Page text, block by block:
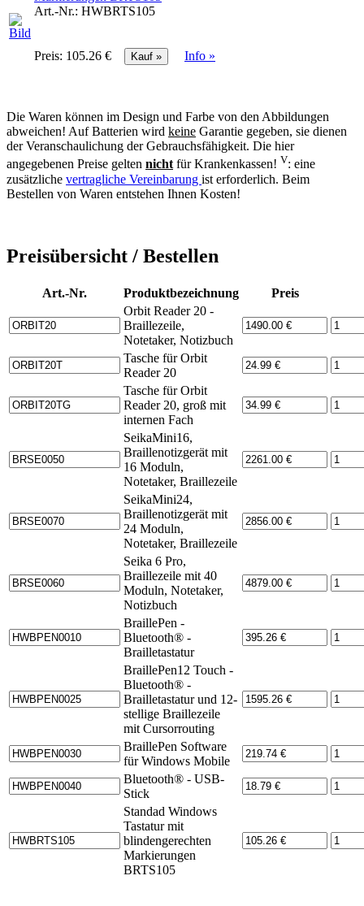
Art.-Nr.: HWBRTS105
Preis: 105.26 € Info »
Die Waren können im Design und Farbe von den Abbildungen
abweichen! Auf Batterien wird keine Garantie gegeben, sie dienen
der Veranschaulichung der Gebrauchsfähigkeit. Die hier
angegebenen Preise gelten nichtfür Krankenkassen! V: eine
zusätzliche vertragliche Vereinbarung ist erforderlich. Beim
Bestellen von Waren entstehen Ihnen Kosten!
Preisübersicht / Bestellen
Art.-Nr. Produktbezeichnung
Preis
Orbit Reader 20 -
Braillezeile,
Notetaker, Notizbuch
Tasche für Orbit
Reader 20
Tasche für Orbit
Reader 20, groß mit
internen Fach
SeikaMini16,
Braillenotizgerät mit
16 Moduln,
Notetaker, Braillezeile
SeikaMini24,
Braillenotizgerät mit
24 Moduln,
Notetaker, Braillezeile
Seika 6 Pro,
Braillezeile mit 40
Moduln, Notetaker,
Notizbuch
BraillePen -
Bluetooth® -
Brailletastatur
BraillePen12 Touch -
Bluetooth® -
Brailletastatur und 12-
stellige Braillezeile
mit Cursorrouting
BraillePen Software
für Windows Mobile
Bluetooth® - USB-
Stick
Standad Windows
Tastatur mit
blindengerechten
Markierungen
BRTS105